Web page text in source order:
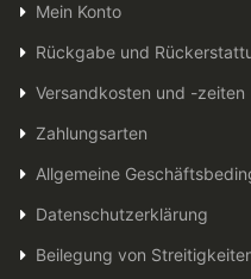
Mein Konto
Rückgabe und
Versandkosten und -zeiten
Zahlungsarten
Allgemeine
Datenschutzerklärung
Beilegung von